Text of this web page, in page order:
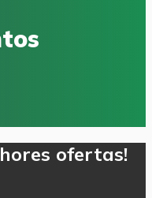
ofertas!